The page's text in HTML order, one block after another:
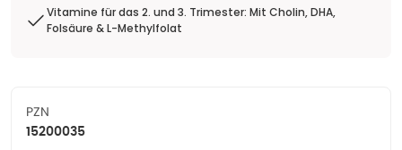
Vitamine für das 2. und 3. Trimester: Mit Cholin, DHA,
Folsäure & L-Methylfolat
PZN
15200035